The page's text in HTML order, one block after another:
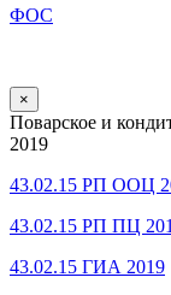
ФОС
×
Поварское и
2019
43.02.15 РП ООЦ
43.02.15 РП ПЦ
43.02.15 ГИА 2019